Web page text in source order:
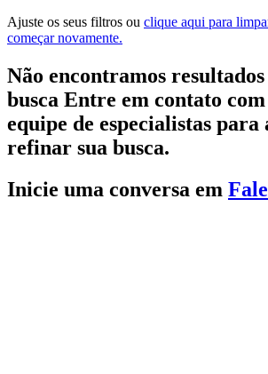
Ajuste os seus filtros ou clique aqui para
começar novamente.
Não encontramos
busca Entre em contato com
equipe de especialistas
refinar sua busca.
Inicie uma conversa em